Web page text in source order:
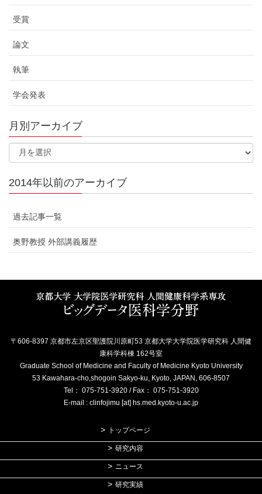
受賞
論文
執筆
学会発表
月別アーカイブ
2014年以前のアーカイブ
過去記事一覧
奥野教授 外部講義履歴
〒606-8397 京都市左京区聖護院川原町53 京都大学大学院医学研究科 人間健
康科学科棟 162号室
Graduate School of Medicine and Faculty of Medicine Kyoto University
53 Kawahara-cho,shogoin Sakyo-ku, Kyoto, JAPAN, 606-8507
Tel： 075-751-3920 / Fax： 075-751-3920
E-mail : clinfojimu [at] hs.med.kyoto-u.ac.jp
トップページ
研究内容
ニュース
研究実績